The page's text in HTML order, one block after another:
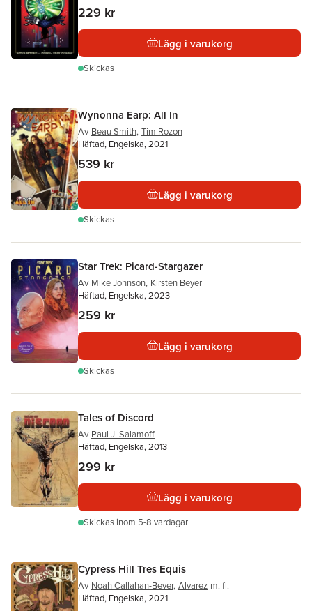
229 kr
Lägg i varukorg
Skickas
Wynonna Earp: All In
Av Beau Smith, Tim Rozon
Häftad, Engelska, 2021
539 kr
Lägg i varukorg
Skickas
Star Trek: Picard-Stargazer
Av Mike Johnson, Kirsten Beyer
Häftad, Engelska, 2023
259 kr
Lägg i varukorg
Skickas
Tales of Discord
Av Paul J. Salamoff
Häftad, Engelska, 2013
299 kr
Lägg i varukorg
Skickas inom 5-8 vardagar
Cypress Hill Tres Equis
Av Noah Callahan-Bever, Alvarez m. fl.
Häftad, Engelska, 2021